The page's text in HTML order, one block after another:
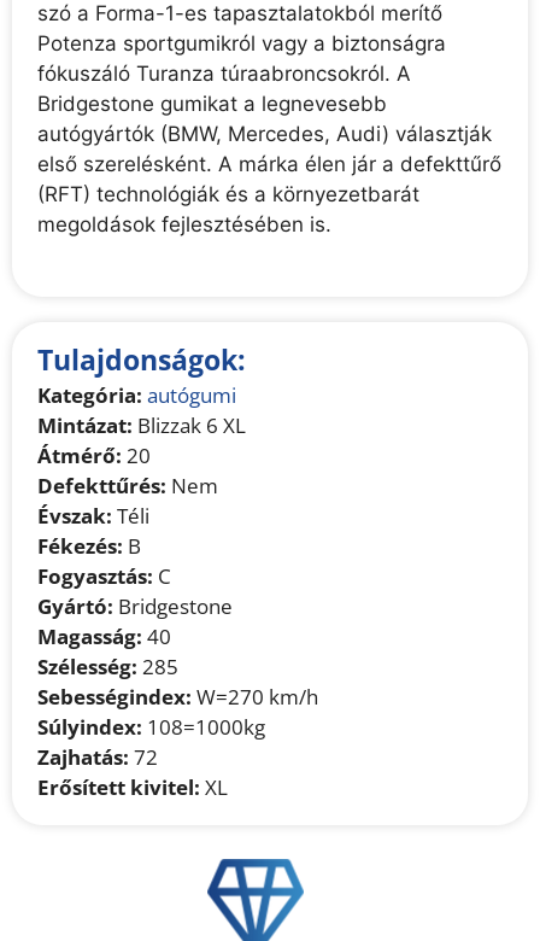
szó a Forma-1-es tapasztalatokból merítő
Potenza sportgumikról vagy a biztonságra
fókuszáló Turanza túraabroncsokról. A
Bridgestone gumikat a legnevesebb
autógyártók (BMW, Mercedes, Audi) választják
első szerelésként. A márka élen jár a defekttűrő
(RFT) technológiák és a környezetbarát
megoldások fejlesztésében is.
Tulajdonságok:
Kategória: autógumi
Mintázat: Blizzak 6 XL
Átmérő: 20
Defekttűrés: Nem
Évszak: Téli
Fékezés: B
Fogyasztás: C
Gyártó: Bridgestone
Magasság: 40
Szélesség: 285
Sebességindex: W=270 km/h
Súlyindex: 108=1000kg
Zajhatás: 72
Erősített kivitel: XL